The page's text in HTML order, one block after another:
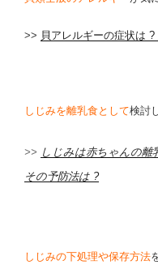
>> 貝アレルギーの症状は
しじみを離乳食として検討
>> しじみは赤ちゃんの離
その予防法は ?
しじみの下処理や保存方法